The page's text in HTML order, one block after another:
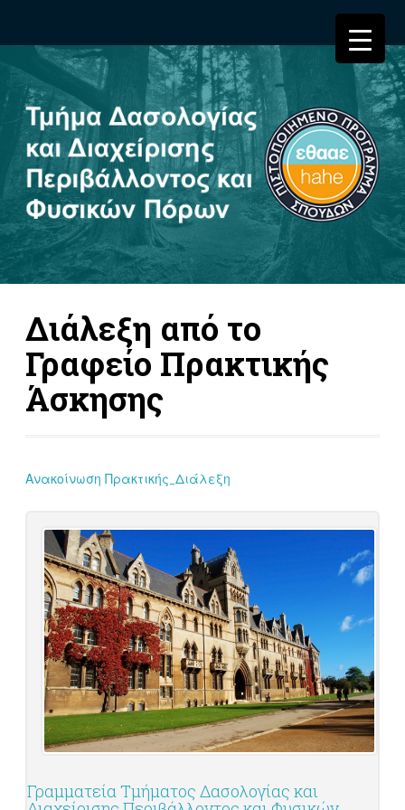
Διάλεξη από το
Γραφείο Πρακτικής
Άσκησης
Ανακοίνωση Πρακτικής_Διάλεξη
Γραμματεία Τμήματος Δασολογίας και